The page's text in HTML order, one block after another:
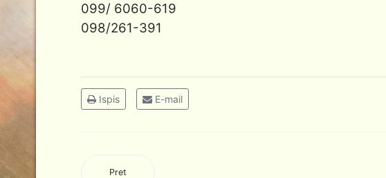
099/ 6060-619
098/261-391
Ispis E-mail
Pret